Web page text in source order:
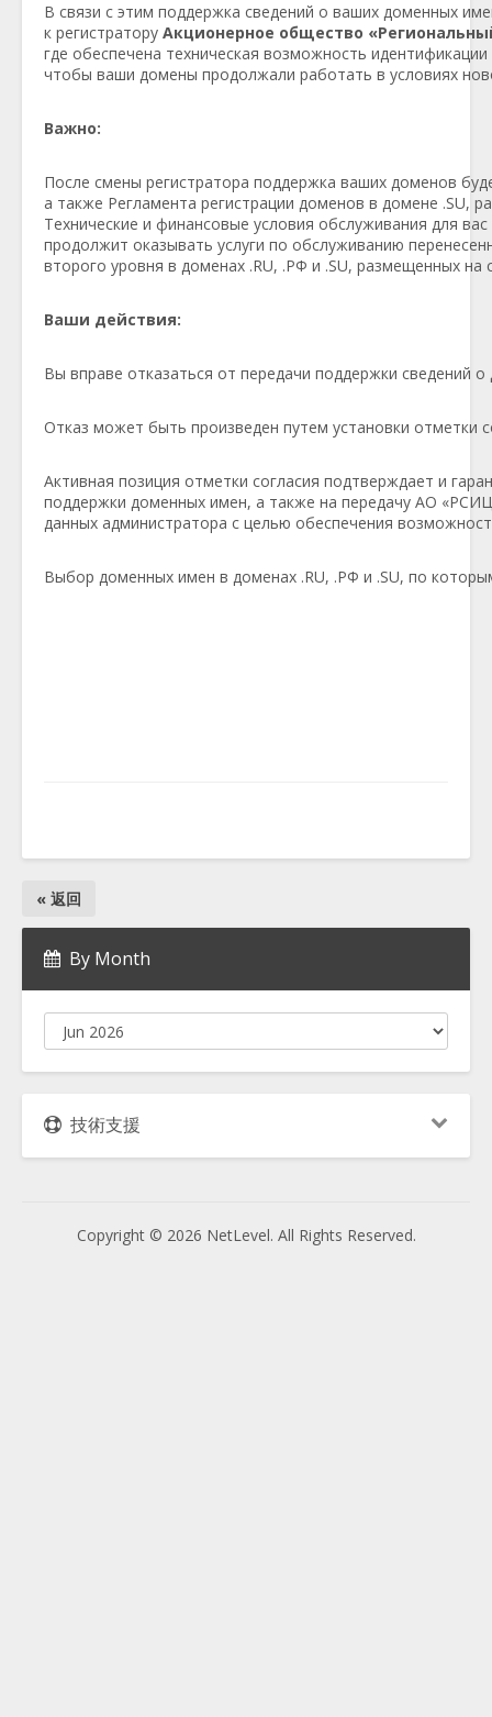
В связи с этим поддержка сведений о ваших доменных
к регистратору Акционерное общество
где обеспечена техническая возможность
чтобы ваши домены продолжали работать в условиях
Важно:
После смены регистратора поддержка ваших доменов
а также Регламента регистрации доменов в домене .SU,
Технические и финансовые условия обслуживания для
продолжит оказывать услуги по обслуживанию
второго уровня в доменах .RU, .РФ и .SU, размещенных
Ваши действия:
Вы вправе отказаться от передачи поддержки сведений
Отказ может быть произведен путем установки отметки
Активная позиция отметки согласия подтверждает и
поддержки доменных имен, а также на передачу АО
данных администратора с целью обеспечения
Выбор доменных имен в доменах .RU, .РФ и .SU, по
« 返回
By Month
技術支援
Copyright © 2026 NetLevel. All Rights Reserved.